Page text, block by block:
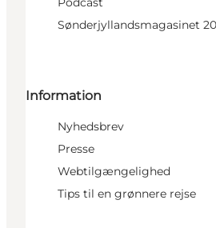
Sønderjyllandsmagasinet
Information
Nyhedsbrev
Presse
Webtilgængelighed
Tips til en grønnere rejse